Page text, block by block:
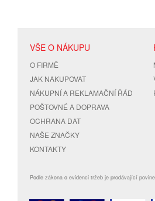
VŠE O NÁKUPU
O FIRMĚ
JAK NAKUPOVAT
NÁKUPNÍ A REKLAMAČNÍ ŘÁD
POŠTOVNÉ A DOPRAVA
OCHRANA DAT
NAŠE ZNAČKY
KONTAKTY
Podle zákona o evidenci tržeb je prodávající